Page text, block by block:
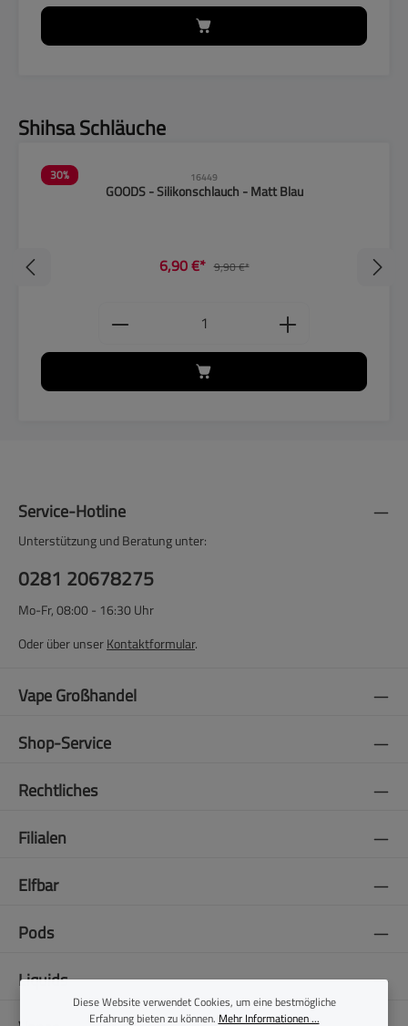
Produktgalerie überspringen
Shihsa Schläuche
30% 16449
GOODS - Silikonschlauch - Matt Blau
6,90 €* 9,90 €*
Produkt Anzahl: Gib den
Service-Hotline
Unterstützung und Beratung unter:
0281 20678275
Mo-Fr, 08:00 - 16:30 Uhr
Oder über unserKontaktformular.
Vape Großhandel
Shop-Service
Rechtliches
Filialen
Elfbar
Pods
Liquids
Diese Website verwendet Cookies, um eine bestmögliche
Erfahrung bieten zu können. Mehr Informationen ...